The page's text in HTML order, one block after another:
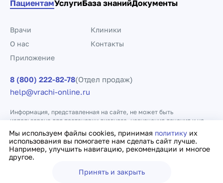
Мы используем файлы cookies, принимая политику их
использования вы помогаете нам сделать сайт лучше.
Например, улучшить навигацию, рекомендации и многое
другое.
Принять и закрыть
ПациентамУслугиБаза знанийДокументы
Врачи
Клиники
О нас
Контакты
Приложение
8 (800) 222-82-78(Отдел продаж)
help@vrachi-online.ru
Информация, представленная на сайте, не может быть
использована для постановки диагноза, назначения лечения и не
заменяет прием врача.
Политика конфиденциальности Договор оферты